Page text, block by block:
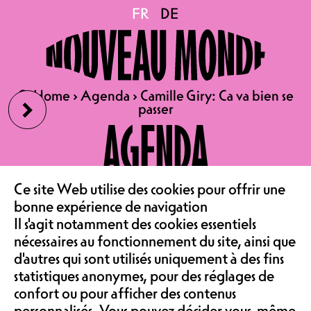
›
‹
FR DE
🔍Home›Agenda › Camille Giry: Ca va bien se
passer
AGENDA
LE CAFÉ
ASSOCIATION &
FR DE
🔍Home›Agenda › Camille Giry: Ca va bien se
passer
Camille Giry: Ca va bien
se passer
VE 25.09.2026
CAMILLE GIRY – CA VA BIEN
SE PASSER
HUMOUR | SALLE DE
SPECTACLE
PORTES 20H00, DÉBUT
20H30
PRÉLOCATION 25.-, SUR
PLACE 28.-
Ce site Web utilise des cookies pour offrir une
bonne expérience de navigation
Il s'agit notamment des cookies essentiels
nécessaires au fonctionnement du site, ainsi que
d'autres qui sont utilisés uniquement à des fins
statistiques anonymes, pour des réglages de
confort ou pour afficher des contenus